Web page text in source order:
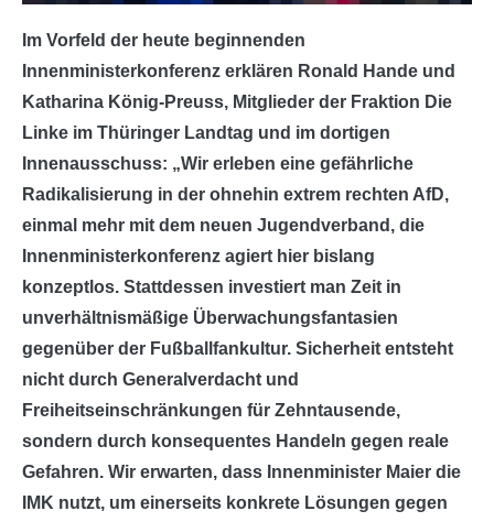
Im Vorfeld der heute beginnenden
Innenministerkonferenz erklären Ronald Hande und
Katharina König-Preuss, Mitglieder der Fraktion Die
Linke im Thüringer Landtag und im dortigen
Innenausschuss: „Wir erleben eine gefährliche
Radikalisierung in der ohnehin extrem rechten AfD,
einmal mehr mit dem neuen Jugendverband, die
Innenministerkonferenz agiert hier bislang
konzeptlos. Stattdessen investiert man Zeit in
unverhältnismäßige Überwachungsfantasien
gegenüber der Fußballfankultur. Sicherheit entsteht
nicht durch Generalverdacht und
Freiheitseinschränkungen für Zehntausende,
sondern durch konsequentes Handeln gegen reale
Gefahren. Wir erwarten, dass Innenminister Maier die
IMK nutzt, um einerseits konkrete Lösungen gegen